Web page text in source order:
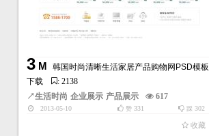
3M
韩国时尚清晰生活家居产品购物网PSD模板
下载
: 2138
↗生活时尚 企业展示 产品展示 617
2013-05-10 踩 302
赞331
收藏